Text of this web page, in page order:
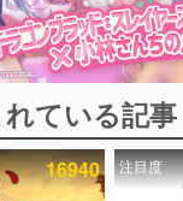
ップ
れている記事ランキン
ている記事
16940 注目度